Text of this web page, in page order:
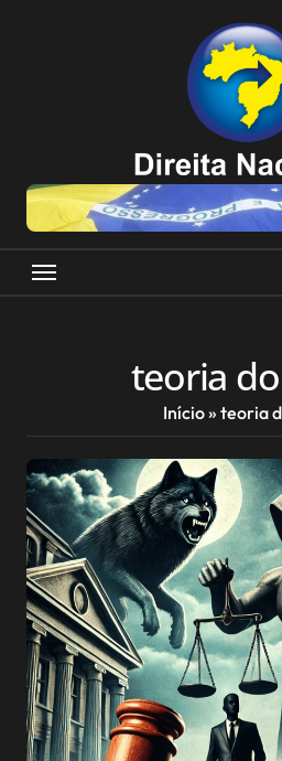
teoria
Início» teoria